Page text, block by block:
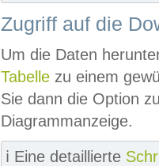
Zugriff auf die
Um die Daten
Tabelle zu einem
Sie dann die Option
Diagrammanzeige.
ℹ️ Eine detaillierte